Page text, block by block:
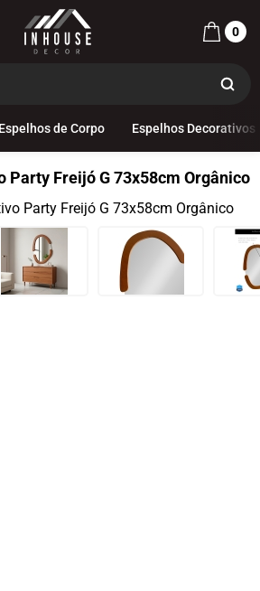
0
Espelhos de Corpo Espelhos Decorativos
Party Freijó G 73x58cm Orgânico